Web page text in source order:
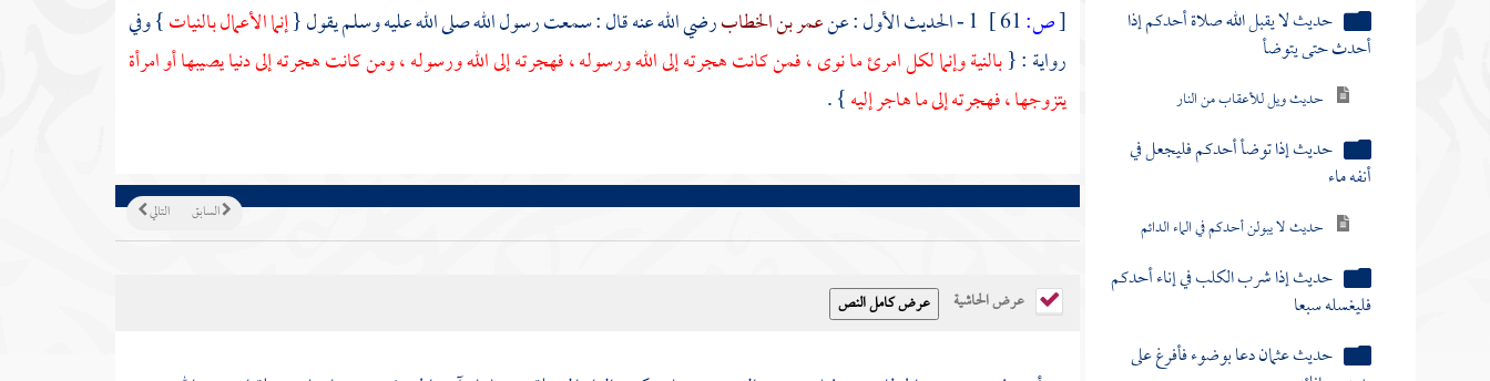
حديث لا يقبل الله صلاة أحدكم إذا
أحدث حتى يتوضأ
حديث ويل للأعقاب من النار
حديث إذا توضأ أحدكم فليجعل في
أنفه ماء
حديث لا يبولن أحدكم في الماء الدائم
حديث إذا شرب الكلب في إناء أحدكم
فليغسله سبعا
حديث عثمان دعا بوضوء فأفرغ على
[ص: عمر بن الخطابرضي الله عنه قال : سمعت رسول الله صلى الله عليه وسلم يقول {إنما الأعمال بالنيات} وفي
رواية : {بالنية وإنما لكل امرئ ما نوى ، فمن كانت هجرته إلى الله ورسوله ، فهجرته إلى الله ورسوله ، ومن كانت هجرته إلى دنيا يصيبها أو امرأة
يتزوجها ، فهجرته إلى ما هاجر إليه} .
التالي السابق
عرض الحاشية